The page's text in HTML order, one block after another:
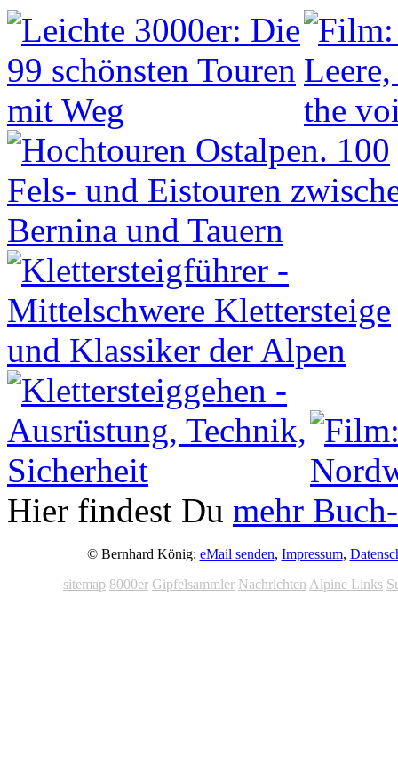
Hier findest Du mehr
© Bernhard König: eMail senden, Impressum,
sitemap 8000er Gipfelsammler Nachrichten Alpine Links